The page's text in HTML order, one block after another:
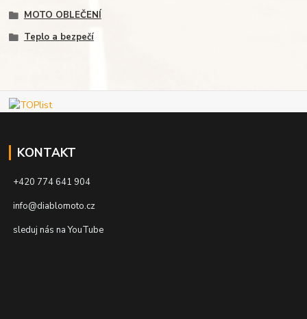
MOTO OBLEČENÍ
Teplo a bezpečí
KONTAKT
+420 774 641 904
info@diablomoto.cz
sleduj nás na YouTube